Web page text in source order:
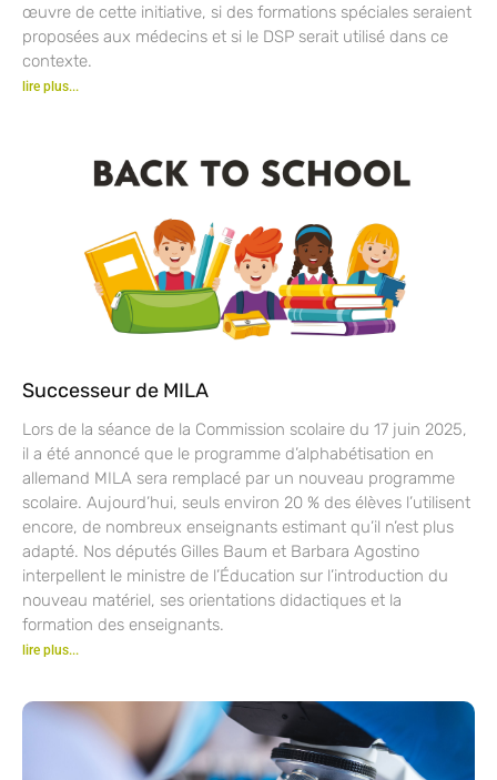
œuvre de cette initiative, si des formations spéciales seraient
proposées aux médecins et si le DSP serait utilisé dans ce
contexte.
lire plus...
Successeur de MILA
Lors de la séance de la Commission scolaire du 17 juin 2025,
il a été annoncé que le programme d’alphabétisation en
allemand MILA sera remplacé par un nouveau programme
scolaire. Aujourd’hui, seuls environ 20 % des élèves l’utilisent
encore, de nombreux enseignants estimant qu’il n’est plus
adapté. Nos députés Gilles Baum et Barbara Agostino
interpellent le ministre de l’Éducation sur l’introduction du
nouveau matériel, ses orientations didactiques et la
formation des enseignants.
lire plus...